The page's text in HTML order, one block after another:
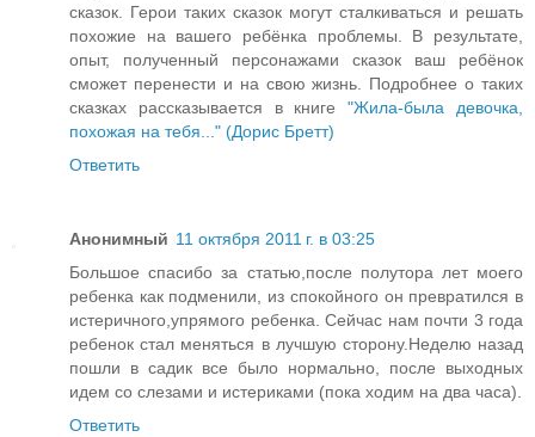
сказок. Герои таких сказок могут сталкиваться и решать
похожие на вашего ребёнка проблемы. В результате,
опыт, полученный персонажами сказок ваш ребёнок
сможет перенести и на свою жизнь. Подробнее о таких
сказках рассказывается в книге"Жила-была девочка,
похожая на тебя..." (Дорис Бретт)
Ответить
Анонимный 11 октября 2011 г. в 03:25
Большое спасибо за статью,после полутора лет моего
ребенка как подменили, из спокойного он превратился в
истеричного,упрямого ребенка. Сейчас нам почти 3 года
ребенок стал меняться в лучшую сторону.Неделю назад
пошли в садик все было нормально, после выходных
идем со слезами и истериками (пока ходим на два часа).
Ответить